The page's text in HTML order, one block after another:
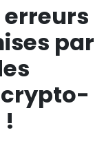
erreurs
par